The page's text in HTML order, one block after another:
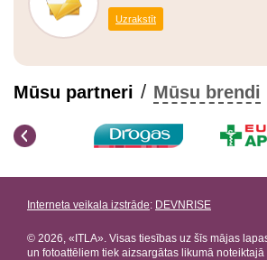
Mūsu partneri / Mūsu brendi
Uzrakstīt
Interneta veikala izstrāde: DEVNRISE
© 2026, «ITLA». Visas tiesības uz šīs mājas
un fotoattēliem tiek aizsargātas likumā noteiktajā